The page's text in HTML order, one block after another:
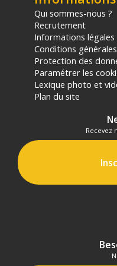
(1) Offre valable jusqu'au 31
d'achat, sur la base d'une
relais situé en France
sur les produits de moins de
(2) Sous réserve d'éligibilité.
(3) Nombre de points Fidélité
sur le prix TTC en €, les
panier.
Qui sommes-nous ?
Recrutement
Informations légales
Conditions
Protection des
Paramétrer les
Lexique photo et
Plan du site
Recevez